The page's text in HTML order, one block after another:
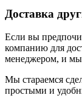
Доставка
Если вы
компанию для
менеджером, и мы
Мы стараемся
простыми и